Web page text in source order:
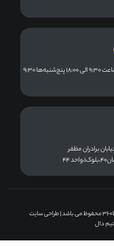
شنبه تا چهارشنبه از ساعت ۹:۳۰ الی ۱۸:۰۰ پنج‌شنبه‌ها ۹:۳۰
برادران مظفر
طراحی سایت
دال